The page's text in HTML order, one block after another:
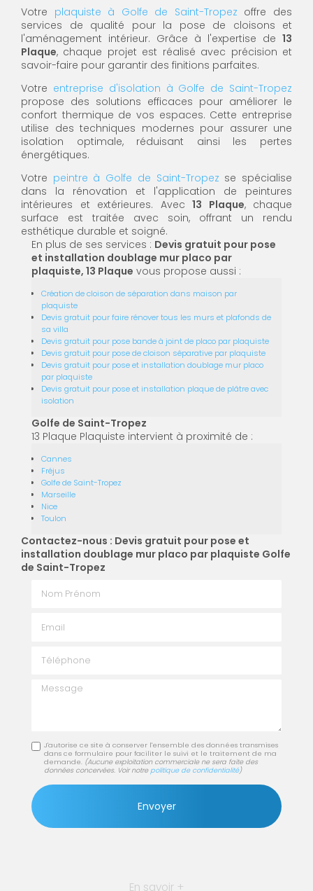
Votre plaquiste à Golfe de Saint-Tropez offre des
services de qualité pour la pose de cloisons et
l'aménagement intérieur. Grâce à l'expertise de 13
Plaque, chaque projet est réalisé avec précision et
savoir-faire pour garantir des finitions parfaites.
Votre entreprise d'isolation à Golfe de Saint-Tropez
propose des solutions efficaces pour améliorer le
confort thermique de vos espaces. Cette entreprise
utilise des techniques modernes pour assurer une
isolation optimale, réduisant ainsi les pertes
énergétiques.
Votre peintre à Golfe de Saint-Tropez se spécialise
dans la rénovation et l'application de peintures
intérieures et extérieures. Avec 13 Plaque, chaque
surface est traitée avec soin, offrant un rendu
esthétique durable et soigné.
En plus de ses services : Devis gratuit pour pose
et installation doublage mur placo par
plaquiste, 13 Plaque vous propose aussi :
Création de cloison de séparation dans maison par
plaquiste
Devis gratuit pour faire rénover tous les murs et plafonds de
sa villa
Devis gratuit pour pose bande à joint de placo par plaquiste
Devis gratuit pour pose de cloison séparative par plaquiste
Devis gratuit pour pose et installation doublage mur placo
par plaquiste
Devis gratuit pour pose et installation plaque de plâtre avec
isolation
Golfe de Saint-Tropez
13 Plaque Plaquiste intervient à proximité de :
Cannes
Fréjus
Golfe de Saint-Tropez
Marseille
Nice
Toulon
Contactez-nous : Devis gratuit pour pose et
installation doublage mur placo par plaquiste Golfe
de Saint-Tropez
Message
J'autorise ce site à conserver l'ensemble des données transmises
dans ce formulaire pour faciliter le suivi et le traitement de ma
demande. (Aucune exploitation commerciale ne sera faite des
données concervées. Voir notre politique de confidentialité)
En savoir +